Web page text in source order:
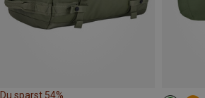
Du sparst 54%